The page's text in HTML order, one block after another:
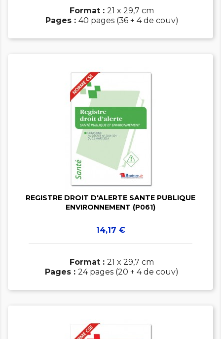
Format : 21 x 29,7 cm
Pages : 40 pages (36 + 4 de couv)


REGISTRE DROIT D'ALERTE SANTE PUBLIQUE
ENVIRONNEMENT (P061)
Prix
14,17 €
Format : 21 x 29,7 cm
Pages : 24 pages (20 + 4 de couv)